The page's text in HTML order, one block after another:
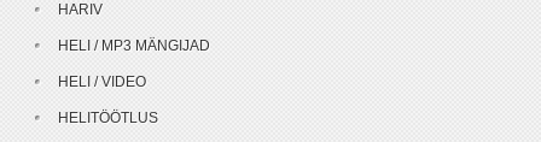
HARIV
HELI / MP3 MÄNGIJAD
HELI / VIDEO
HELITÖÖTLUS